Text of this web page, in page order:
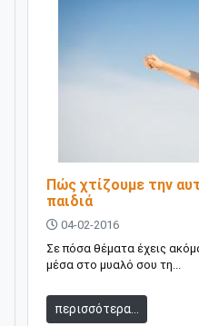
Πώς χτίζουμε την
παιδιά
04-02-2016
Σε πόσα θέματα έχεις
μέσα στο μυαλό σου τη...
περισσότερα...